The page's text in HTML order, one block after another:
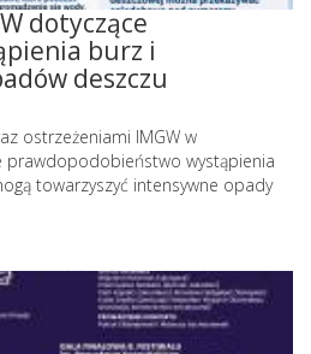
dotyczące
burz i
deszczu
ostrzeżeniami IMGW w
prawdopodobieństwo wystąpienia
towarzyszyć intensywne opady